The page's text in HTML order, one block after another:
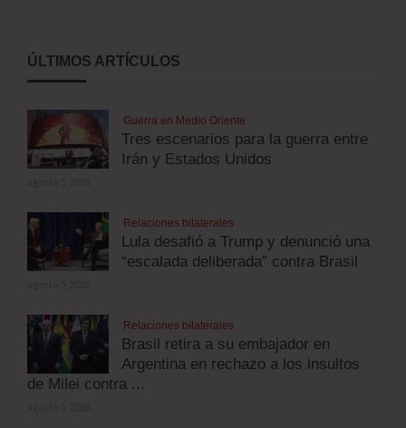
ÚLTIMOS ARTÍCULOS
Guerra en Medio Oriente
Tres escenarios para la guerra entre
Irán y Estados Unidos
Relaciones bilaterales
Lula desafió a Trump y denunció una
“escalada deliberada” contra Brasil
Relaciones bilaterales
Brasil retira a su embajador en
Argentina en rechazo a los insultos
de Milei contra ...